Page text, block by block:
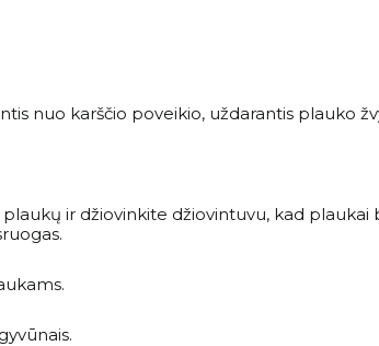
nuo karščio poveikio, uždarantis plauko
ir džiovinkite džiovintuvu, kad